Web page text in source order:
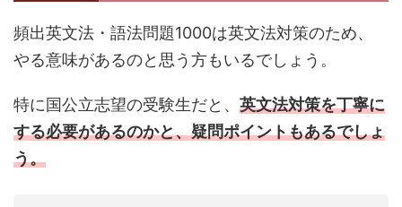
頻出英文法・語法問題1000は英文法対策のため、
やる意味があるのと思う方もいるでしょう。
特に国公立志望の受験生だと、 英文法対策を丁寧に
する必要があるのかと、疑問ポイントもあるでしょ
う。